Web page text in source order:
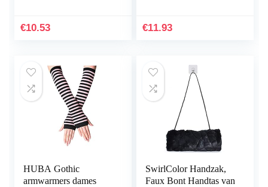
€10.53
Ear Pad Oorkussen
€11.93
HUBA Gothic
armwarmers dames
SwirlColor Handzak,
Faux Bont Handtas van